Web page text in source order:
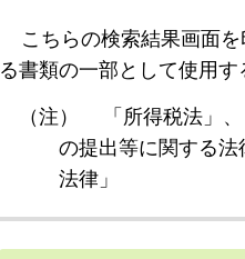
こちらの検索結果画面
る書類の一部として使用す
（注）
「所得税法」
の提出等に関する
法律」